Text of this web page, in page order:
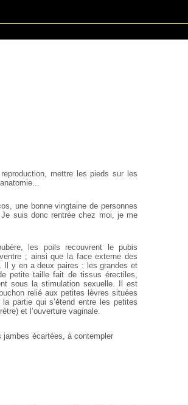
mettre les pieds sur les
une bonne vingtaine de personnes
suis donc rentrée chez moi, je me
les poils recouvrent le pubis
; ainsi que la face externe des
Il y en a deux paires : les grandes et
petite taille fait de tissus érectiles,
sous la stimulation sexuelle. Il est
relié aux petites lèvres situées
partie qui s’étend entre les petites
et l’ouverture vaginale.
jambes écartées, à contempler